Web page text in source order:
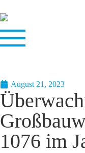
August 21, 2023
1076 im